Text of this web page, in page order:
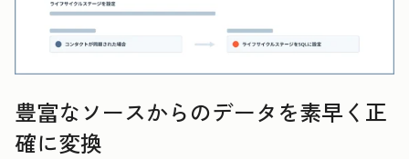
豊富なソースからのデータを素早く正
確に変換